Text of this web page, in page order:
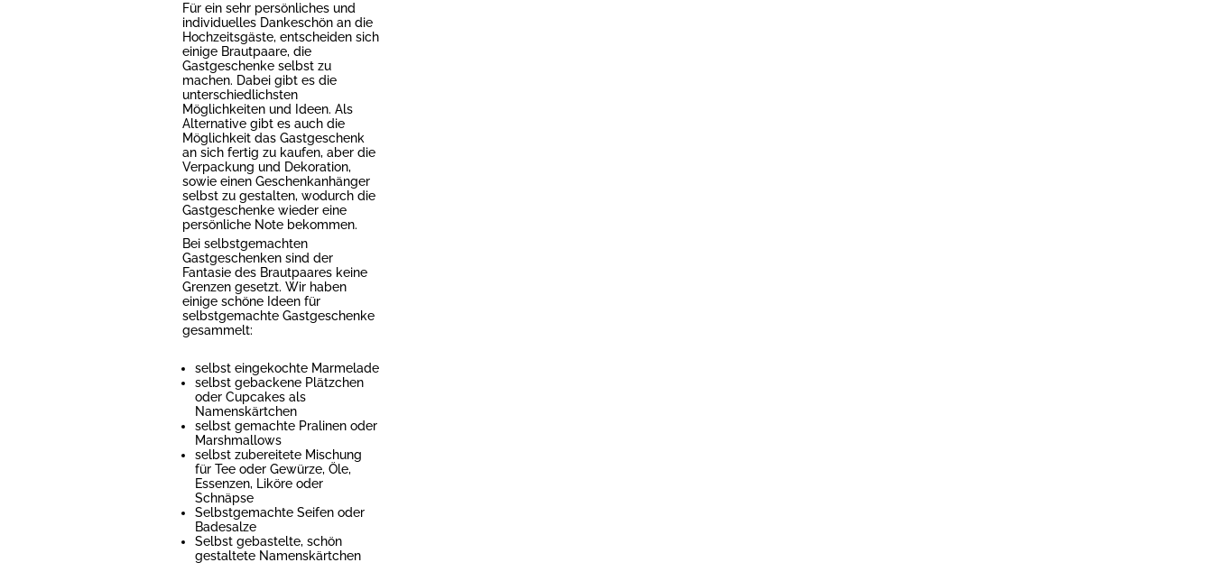
Für ein sehr persönliches und
individuelles Dankeschön an die
Hochzeitsgäste, entscheiden sich
einige Brautpaare, die
Gastgeschenke selbst zu
machen. Dabei gibt es die
unterschiedlichsten
Möglichkeiten und Ideen. Als
Alternative gibt es auch die
Möglichkeit das Gastgeschenk
an sich fertig zu kaufen, aber die
Verpackung und Dekoration,
sowie einen Geschenkanhänger
selbst zu gestalten, wodurch die
Gastgeschenke wieder eine
persönliche Note bekommen.
Bei selbstgemachten
Gastgeschenken sind der
Fantasie des Brautpaares keine
Grenzen gesetzt. Wir haben
einige schöne Ideen für
selbstgemachte Gastgeschenke
gesammelt:
selbst eingekochte Marmelade
selbst gebackene Plätzchen
oder Cupcakes als
Namenskärtchen
selbst gemachte Pralinen oder
Marshmallows
selbst zubereitete Mischung
für Tee oder Gewürze, Öle,
Essenzen, Liköre oder
Schnäpse
Selbstgemachte Seifen oder
Badesalze
Selbst gebastelte, schön
gestaltete Namenskärtchen